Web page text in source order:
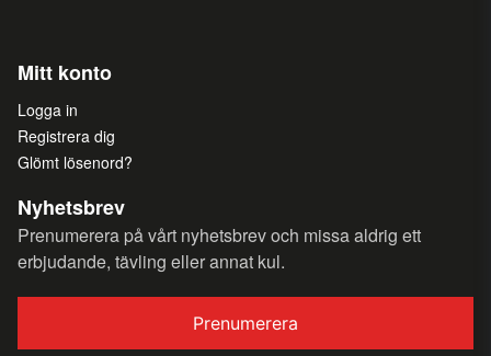
Mitt konto
Logga in
Registrera dig
Glömt lösenord?
Nyhetsbrev
Prenumerera på vårt nyhetsbrev och missa aldrig ett
erbjudande, tävling eller annat kul.
Prenumerera